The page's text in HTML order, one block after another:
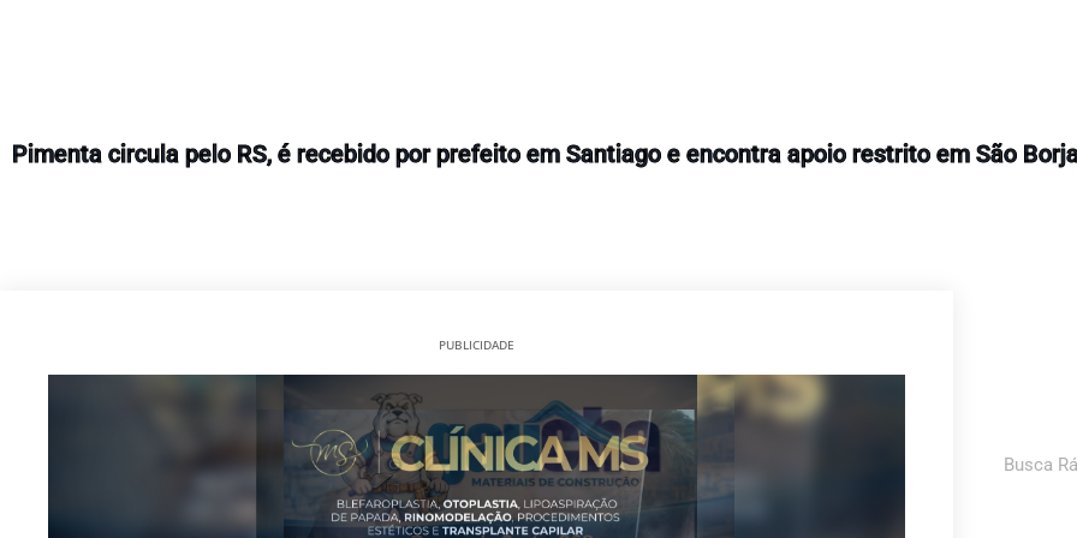
Pimenta circula pelo RS, é recebido por prefeito em Santiago e encontra apoio restrito em São
PUBLICIDADE